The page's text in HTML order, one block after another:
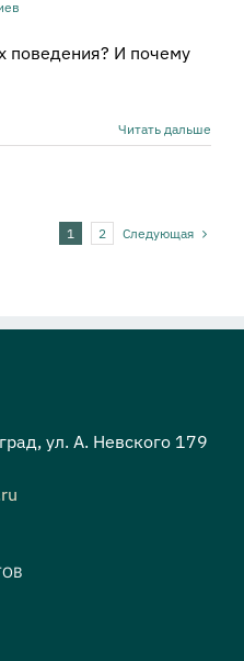
поведения? И почему
Читать дальше
1 2 Следующая
ул. А. Невского 179